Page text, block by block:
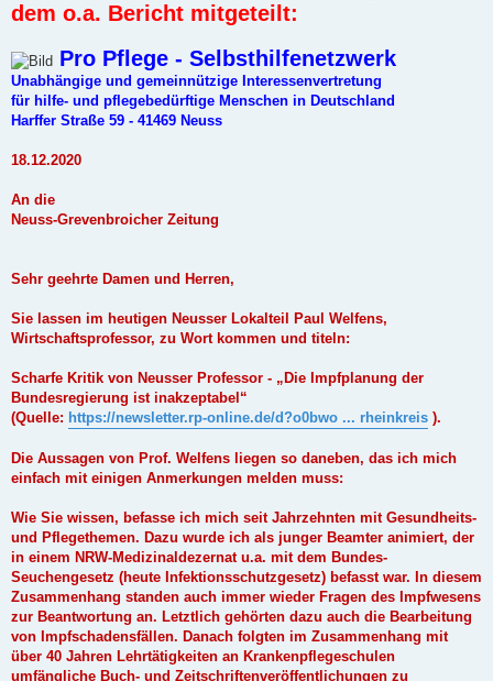
dem o.a. Bericht mitgeteilt:
Pro Pflege - Selbsthilfenetzwerk
Unabhängige und gemeinnützige Interessenvertretung
für hilfe- und pflegebedürftige Menschen in Deutschland
Harffer Straße 59 - 41469 Neuss
18.12.2020
An die
Neuss-Grevenbroicher Zeitung
Sehr geehrte Damen und Herren,
Sie lassen im heutigen Neusser Lokalteil Paul Welfens,
Wirtschaftsprofessor, zu Wort kommen und titeln:
Scharfe Kritik von Neusser Professor - „Die Impfplanung der
Bundesregierung ist inakzeptabel“
(Quelle: https://newsletter.rp-online.de/d?o0bwo ... rheinkreis ).
Die Aussagen von Prof. Welfens liegen so daneben, das ich mich
einfach mit einigen Anmerkungen melden muss:
Wie Sie wissen, befasse ich mich seit Jahrzehnten mit Gesundheits-
und Pflegethemen. Dazu wurde ich als junger Beamter animiert, der
in einem NRW-Medizinaldezernat u.a. mit dem Bundes-
Seuchengesetz (heute Infektionsschutzgesetz) befasst war. In diesem
Zusammenhang standen auch immer wieder Fragen des Impfwesens
zur Beantwortung an. Letztlich gehörten dazu auch die Bearbeitung
von Impfschadensfällen. Danach folgten im Zusammenhang mit
über 40 Jahren Lehrtätigkeiten an Krankenpflegeschulen
umfängliche Buch- und Zeitschriftenveröffentlichungen zu